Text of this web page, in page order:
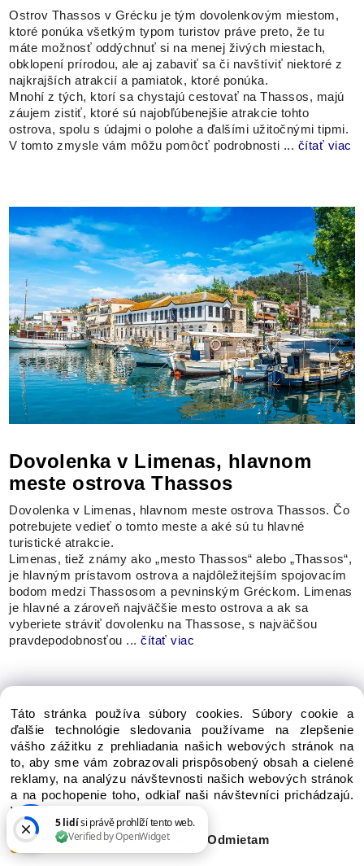
Ostrov Thassos v Grécku je tým dovolenkovým miestom,
ktoré ponúka všetkým typom turistov práve preto, že tu
máte možnosť oddýchnuť si na menej živých miestach,
obklopení prírodou, ale aj zabaviť sa či navštíviť niektoré z
najkrajších atrakcií a pamiatok, ktoré ponúka.
Mnohí z tých, ktorí sa chystajú cestovať na Thassos, majú
záujem zistiť, ktoré sú najobľúbenejšie atrakcie tohto
ostrova, spolu s údajmi o polohe a ďalšími užitočnými tipmi.
V tomto zmysle vám môžu pomôcť podrobnosti ... čítať viac
Dovolenka v Limenas, hlavnom
meste ostrova Thassos
Dovolenka v Limenas, hlavnom meste ostrova Thassos. Čo
potrebujete vedieť o tomto meste a aké sú tu hlavné
turistické atrakcie.
Limenas, tiež známy ako „mesto Thassos“ alebo „Thassos“,
je hlavným prístavom ostrova a najdôležitejším spojovacím
bodom medzi Thassosom a pevninským Gréckom. Limenas
je hlavné a zároveň najväčšie mesto ostrova a ak sa
vyberiete stráviť dovolenku na Thassose, s najväčšou
pravdepodobnosťou ...čítať viac
Táto stránka používa súbory cookies. Súbory cookie a
ďalšie technológie sledovania používame na zlepšenie
vášho zážitku z prehliadania našich webových stránok na
to, aby sme vám zobrazovali prispôsobený obsah a cielené
reklamy, na analýzu návštevnosti našich webových stránok
a na pochopenie toho, odkiaľ naši návštevníci prichádzajú.
Viac informácií
Súhlasím Nastavenie Odmietam